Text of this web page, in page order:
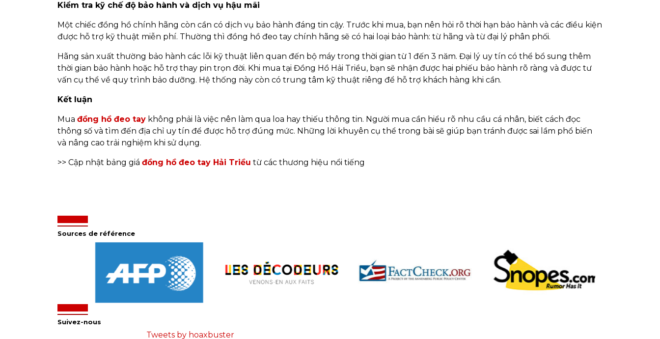
Kiểm tra kỹ chế độ bảo hành và dịch vụ hậu mãi
Một chiếc đồng hồ chính hãng còn cần có dịch vụ bảo hành đáng tin cậy. Trước khi mua, bạn nên hỏi rõ thời hạn bảo hành và các điều kiện
được hỗ trợ kỹ thuật miễn phí. Thường thì đồng hồ đeo tay chính hãng sẽ có hai loại bảo hành: từ hãng và từ đại lý phân phối.
Hãng sản xuất thường bảo hành các lỗi kỹ thuật liên quan đến bộ máy trong thời gian từ 1 đến 3 năm. Đại lý uy tín có thể bổ sung thêm
thời gian bảo hành hoặc hỗ trợ thay pin trọn đời. Khi mua tại Đồng Hồ Hải Triều, bạn sẽ nhận được hai phiếu bảo hành rõ ràng và được tư
vấn cụ thể về quy trình bảo dưỡng. Hệ thống này còn có trung tâm kỹ thuật riêng để hỗ trợ khách hàng khi cần.
Kết luận
Mua đồng hồ đeo tay không phải là việc nên làm qua loa hay thiếu thông tin. Người mua cần hiểu rõ nhu cầu cá nhân, biết cách đọc
thông số và tìm đến địa chỉ uy tín để được hỗ trợ đúng mức. Những lời khuyên cụ thể trong bài sẽ giúp bạn tránh được sai lầm phổ biến
và nâng cao trải nghiệm khi sử dụng.
>> Cập nhật bảng giá đồng hồ đeo tay Hải Triều từ các thương hiệu nổi tiếng
Sources de référence
Suivez-nous
Tweets by hoaxbuster